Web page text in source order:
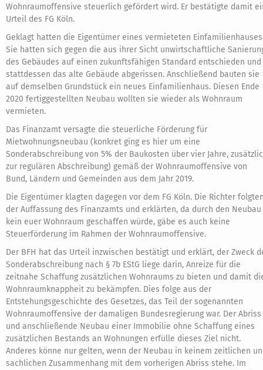
Wohnraumoffensive steuerlich gefördert wird. Er bestätigte damit
Urteil des FG Köln.
Geklagt hatten die Eigentümer eines vermieteten
Sie hatten sich gegen die aus ihrer Sicht unwirtschaftliche
des Gebäudes auf einen zukunftsfähigen Standard entschieden und
stattdessen das alte Gebäude abgerissen. Anschließend bauten sie
auf demselben Grundstück ein neues Einfamilienhaus. Diesen Ende
2020 fertiggestellten Neubau wollten sie wieder als Wohnraum
vermieten.
Das Finanzamt versagte die steuerliche Förderung für
Mietwohnungsneubau (konkret ging es hier um eine
Sonderabschreibung von 5% der Baukosten über vier Jahre,
zur regulären Abschreibung) gemäß der Wohnraumoffensive von
Bund, Ländern und Gemeinden aus dem Jahr 2019.
Die Eigentümer klagten dagegen vor dem FG Köln. Die Richter
der Auffassung des Finanzamts und erklärten, da durch den Neubau
kein euer Wohnraum geschaffen würde, gäbe es auch keine
Steuerförderung im Rahmen der Wohnraumoffensive.
Der BFH hat das Urteil inzwischen bestätigt und erklärt, der Zweck
Sonderabschreibung nach § 7b EStG liege darin, Anreize für die
zeitnahe Schaffung zusätzlichen Wohnraums zu bieten und damit
Wohnraumknappheit zu bekämpfen. Dies folge aus der
Entstehungsgeschichte des Gesetzes, das Teil der sogenannten
Wohnraumoffensive der damaligen Bundesregierung war. Der Abriss
und anschließende Neubau einer Immobilie ohne Schaffung eines
zusätzlichen Bestands an Wohnungen erfülle dieses Ziel nicht.
Anderes könne nur gelten, wenn der Neubau in keinem zeitlichen
sachlichen Zusammenhang mit dem vorherigen Abriss stehe. Im